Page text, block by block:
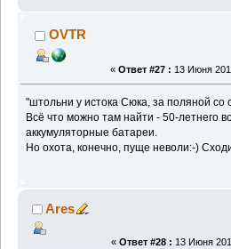
OVTR
« Ответ #27 : 13 Июня
"штольни у истока Сюка, за поляной со
Всё что можно там найти - 50-летнего
аккумуляторные батареи.
Но охота, конечно, пуще неволи:-)
Ares
« Ответ #28 : 13 Июня